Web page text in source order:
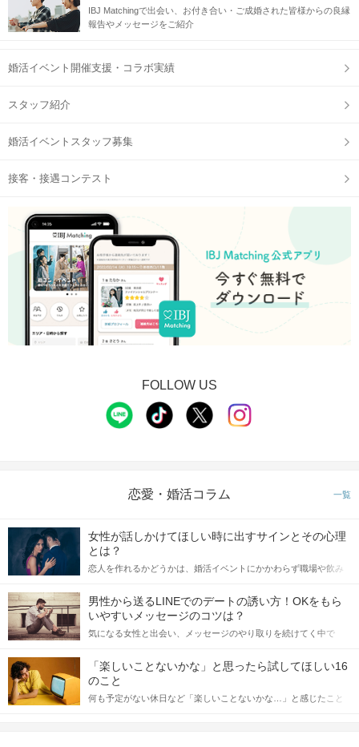
IBJ Matchingで出会い、お付き合い・ご成婚された皆様からの良縁
報告やメッセージをご紹介
婚活イベント開催支援・コラボ実績
スタッフ紹介
婚活イベントスタッフ募集
接客・接遇コンテスト
FOLLOW US
恋愛・婚活コラム 一覧
女性が話しかけてほしい時に出すサインとその心理
とは？
恋人を作れるかどうかは、婚活イベントにかかわらず職場や飲み
てアプローチできるかにも左右されます。 これから恋人作りを本
格的に始めようとしている方は、女性が異性を求めて出すサイン
をしっかりと理解し、正しい行動に移せるかどうかが重要。 この
記事では、女性が話しかけて欲しい時に出すサインとその心理を
合にどのような行動に繋げるべきかをご紹介していきます。
男性から送るLINEでのデートの誘い方！OKをもら
いやすいメッセージのコツは？
気になる女性と出会い、メッセージのやり取りを続けてく中で
しかし、中には「どう誘ったらいいの？」とお困りの男性もいら
っしゃるのではないでしょうか。 そこで今回は、男性から女性へ
送るLINEでのデートの誘い方のコツをご紹介します。例文も混じ
えながら解説するので、ぜひ参考にしてください。
「楽しいことないかな」と思ったら試してほしい16
のこと
何も予定がない休日など「楽しいことないかな…」と感じたこと